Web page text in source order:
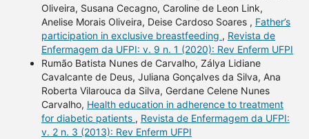
Oliveira, Susana Cecagno, Caroline de Leon Link,
Anelise Morais Oliveira, Deise Cardoso Soares , Father’s
participation in exclusive breastfeeding , Revista de
Enfermagem da UFPI: v. 9 n. 1 (2020): Rev Enferm UFPI
Rumão Batista Nunes de Carvalho, Zálya Lidiane
Cavalcante de Deus, Juliana Gonçalves da Silva, Ana
Roberta Vilarouca da Silva, Gerdane Celene Nunes
Carvalho, Health education in adherence to treatment
for diabetic patients , Revista de Enfermagem da UFPI:
v. 2 n. 3 (2013): Rev Enferm UFPI